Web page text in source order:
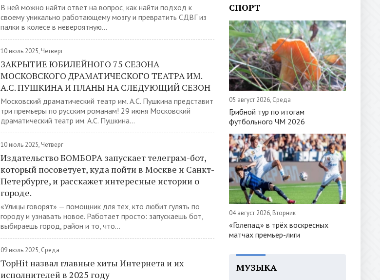
В ней можно найти ответ на вопрос, как найти подход к
своему уникально работающему мозгу и превратить СДВГ из
палки в колесе в невероятную...
10 июль 2025, Четверг
ЗАКРЫТИЕ ЮБИЛЕЙНОГО 75 СЕЗОНА
МОСКОВСКОГО ДРАМАТИЧЕСКОГО ТЕАТРА ИМ.
А.С. ПУШКИНА И ПЛАНЫ НА СЛЕДУЮЩИЙ СЕЗОН
Московский драматический театр им. А.С. Пушкина представит
три премьеры по русским романам! 29 июня Московский
драматический театр им. А.С. Пушкина...
10 июль 2025, Четверг
Издательство БОМБОРА запускает телеграм-бот,
который посоветует, куда пойти в Москве и Санкт-
Петербурге, и расскажет интересные истории о
городе.
«Улицы говорят» — помощник для тех, кто любит гулять по
городу и узнавать новое. Работает просто: запускаешь бот,
выбираешь город, район и то, что...
09 июль 2025, Среда
TopHit назвал главные хиты Интернета и их
исполнителей в 2025 году
СПОРТ
05 август 2026, Среда
Грибной тур по итогам
футбольного ЧМ 2026
04 август 2026, Вторник
«Голепад» в трёх воскресных
матчах премьер-лиги
МУЗЫКА